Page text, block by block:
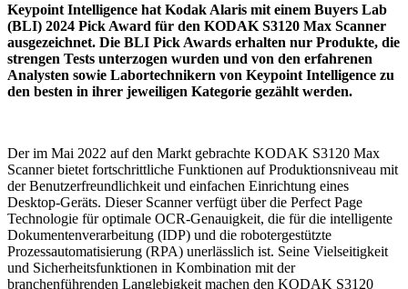
Keypoint Intelligence hat Kodak Alaris mit einem Buyers Lab
(BLI) 2024 Pick Award für den KODAK S3120 Max Scanner
ausgezeichnet. Die BLI Pick Awards erhalten nur Produkte, die
strengen Tests unterzogen wurden und von den erfahrenen
Analysten sowie Labortechnikern von Keypoint Intelligence zu
den besten in ihrer jeweiligen Kategorie gezählt werden.
Der im Mai 2022 auf den Markt gebrachte KODAK S3120 Max
Scanner bietet fortschrittliche Funktionen auf Produktionsniveau mit
der Benutzerfreundlichkeit und einfachen Einrichtung eines
Desktop-Geräts. Dieser Scanner verfügt über die Perfect Page
Technologie für optimale OCR-Genauigkeit, die für die intelligente
Dokumentenverarbeitung (IDP) und die robotergestützte
Prozessautomatisierung (RPA) unerlässlich ist. Seine Vielseitigkeit
und Sicherheitsfunktionen in Kombination mit der
branchenführenden Langlebigkeit machen den KODAK S3120